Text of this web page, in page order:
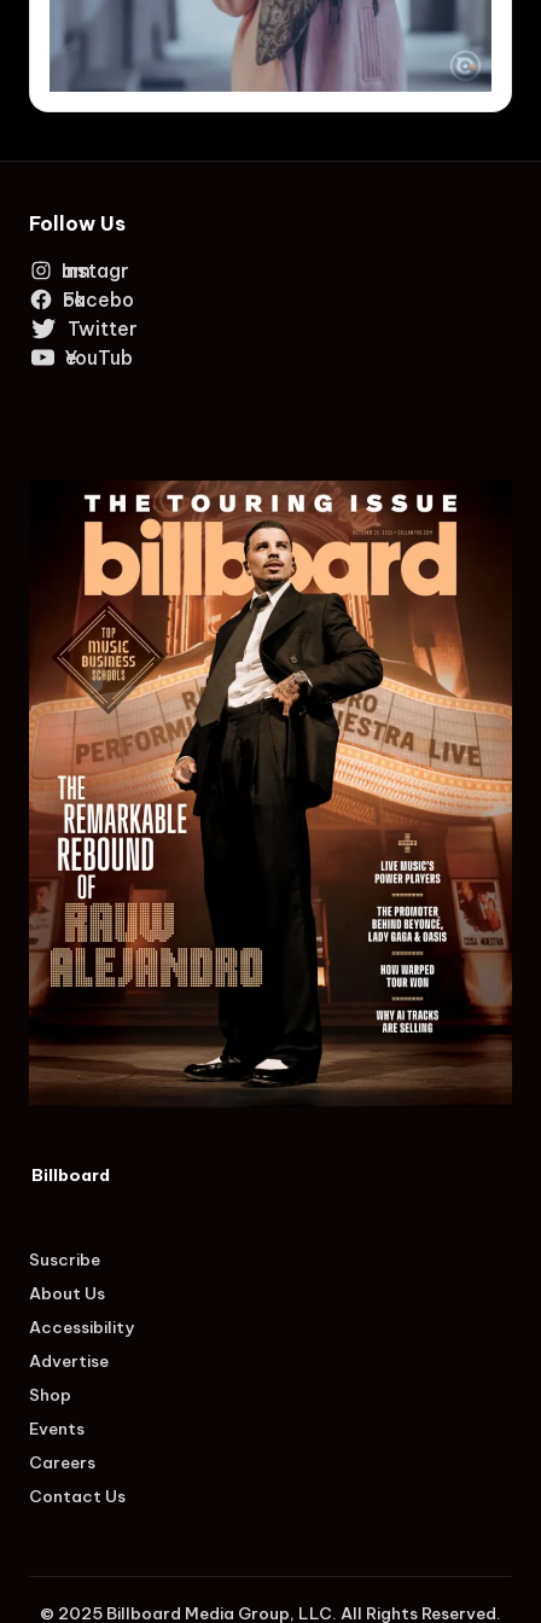
Follow Us
Instagram
Facebook
Twitter
YouTube
Billboard
Suscribe
About Us
Accessibility
Advertise
Shop
Events
Careers
Contact Us
© 2025 Billboard Media Group, LLC. All Rights Reserved.